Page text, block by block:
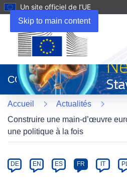
Skip to main content
Un site officiel de l’UE
dans
une
nouvelle
fenêtre)
CORDIS
Accueil
Actualités
Construire une main-d’œuvre
une politique à la fois
Category
Article
available
DE EN ES FR IT